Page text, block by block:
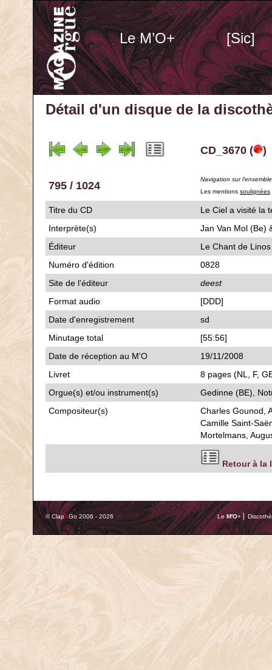
Le M’O+ [Sic]
Détail d'un disque de la
CD_3670 ( )
795 / 1024
Navigation sur
Les mentions soulignées
Titre du CD
Le Ciel a
Interprète(s)
Jan Van Mol (Be)
Éditeur
Le Chant de Linos
Numéro d'édition
0828
Site de l'éditeur
deest
Format audio
[DDD]
Date d'enregistrement
sd
Minutage total
[55:56]
Date de réception au M'O
19/11/2008
Livret
8 pages (NL, F,
Orgue(s) et/ou instrument(s)
Gedinne (BE),
Compositeur(s)
Charles Gounod,
Camille Saint-
Mortelmans,
Retour à la
© Clap&Go 2006 - 2026 Le M'O+ ⎢